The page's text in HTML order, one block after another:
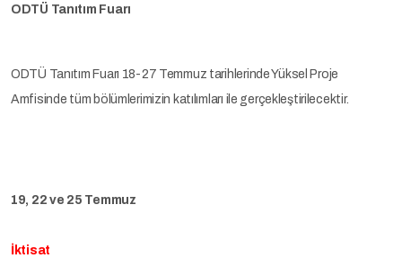
ODTÜ Tanıtım Fuarı
ODTÜ Tanıtım Fuarı 18-27 Temmuz tarihlerinde Yüksel Proje
Amfisinde tüm bölümlerimizin katılımları ile gerçekleştirilecektir.
19, 22 ve 25 Temmuz
İktisat